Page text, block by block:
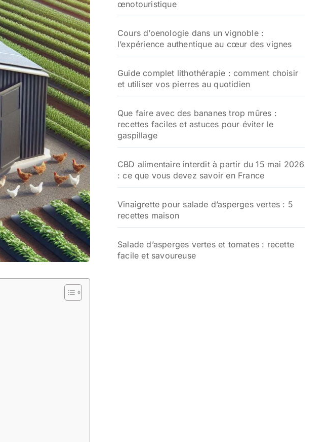
œnotouristique
Cours d’oenologie dans un vignoble :
l’expérience authentique au cœur des vignes
Guide complet lithothérapie : comment choisir
et utiliser vos pierres au quotidien
Que faire avec des bananes trop mûres :
recettes faciles et astuces pour éviter le
gaspillage
CBD alimentaire interdit à partir du 15 mai 2026
: ce que vous devez savoir en France
Vinaigrette pour salade d’asperges vertes : 5
recettes maison
Salade d’asperges vertes et tomates : recette
facile et savoureuse